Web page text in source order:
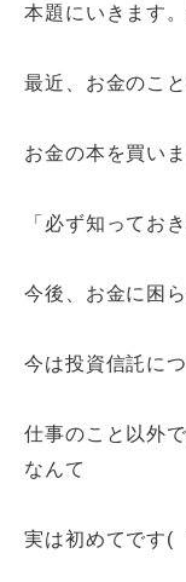
本題にいきます
最近、お金のこ
お金の本を買いま
「必ず知ってお
今後、お金に困
今は投資信託に
仕事のこと以外
なんて
実は初めてです(